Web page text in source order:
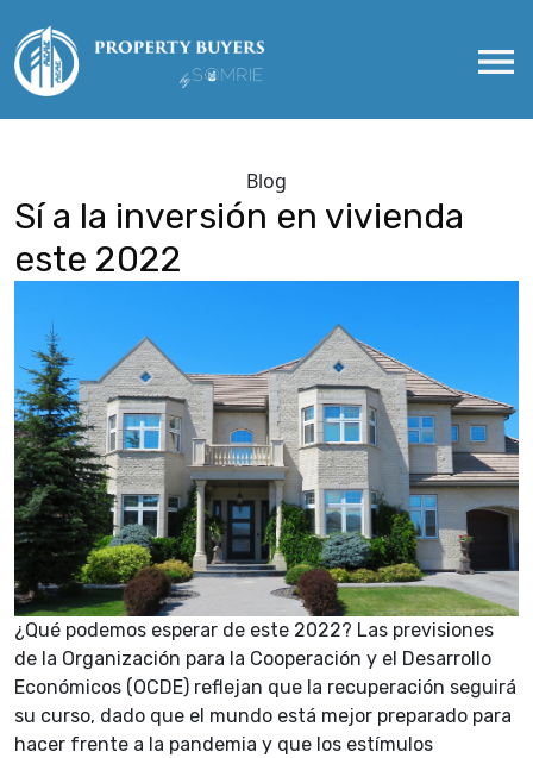
Blog
Sí­ a la inversión en vivienda
este 2022
¿Qué podemos esperar de este 2022? Las previsiones
de la Organización para la Cooperación y el Desarrollo
Económicos (OCDE) reflejan que la recuperación seguirá
su curso, dado que el mundo está mejor preparado para
hacer frente a la pandemia y que los estímulos